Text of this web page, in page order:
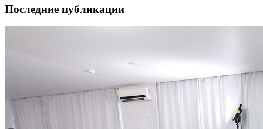
Последние публикации